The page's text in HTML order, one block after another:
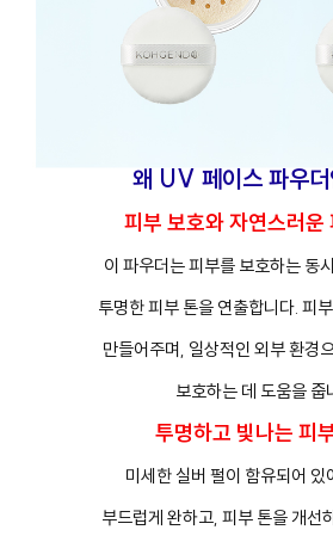
왜 UV 페이스 파우
피부 보호와 자연스러운
이 파우더는 피부를 보호하는 동
투명한 피부 톤을 연출합니다. 피
만들어주며, 일상적인 외부 환경
보호하는 데 도움을 줍
투명하고 빛나는 피
미세한 실버 펄이 함유되어 있
부드럽게 완하고, 피부 톤을 개선